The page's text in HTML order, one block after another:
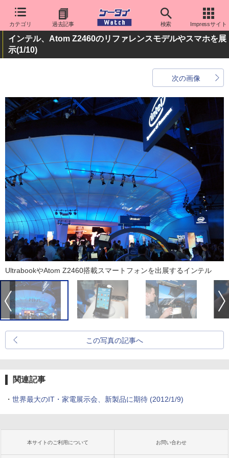
カテゴリ 過去記事 検索 Impressサイト
インテル、Atom Z2460のリファレンスモデルやスマホを展
示(1/10)
次の画像
UltrabookやAtom Z2460搭載スマートフォンを出展するインテル
この写真の記事へ
関連記事
・ 世界最大のIT・家電展示会、新製品に期待(2012/1/9)
本サイトのご利用について お問い合わせ